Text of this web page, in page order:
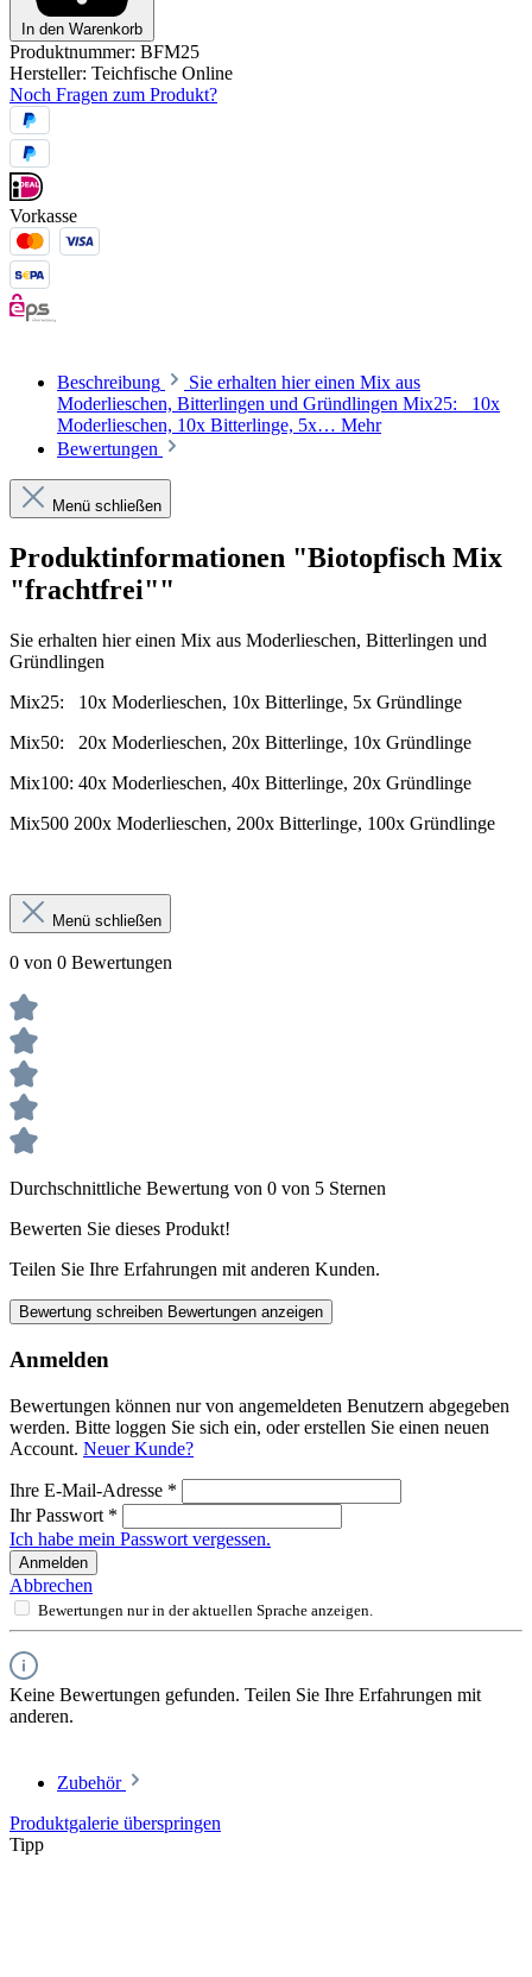
In den Warenkorb
Produktnummer: BFM25
Hersteller: Teichfische Online
Noch Fragen zum Produkt?
Vorkasse
Beschreibung
Sie erhalten hier einen Mix aus
Moderlieschen, Bitterlingen und Gründlingen Mix25: 10x
Moderlieschen, 10x Bitterlinge, 5x… Mehr
Bewertungen
Menü schließen
Produktinformationen "Biotopfisch Mix
"frachtfrei""
Sie erhalten hier einen Mix aus Moderlieschen, Bitterlingen und
Gründlingen
Mix25: 10x Moderlieschen, 10x Bitterlinge, 5x Gründlinge
Mix50: 20x Moderlieschen, 20x Bitterlinge, 10x Gründlinge
Mix100: 40x Moderlieschen, 40x Bitterlinge, 20x Gründlinge
Mix500 200x Moderlieschen, 200x Bitterlinge, 100x Gründlinge
Menü schließen
0 von 0 Bewertungen
Durchschnittliche Bewertung von 0 von 5 Sternen
Bewerten Sie dieses Produkt!
Teilen Sie Ihre Erfahrungen mit anderen Kunden.
Bewertung schreiben Bewertungen anzeigen
Anmelden
Bewertungen können nur von angemeldeten Benutzern abgegeben
werden. Bitte loggen Sie sich ein, oder erstellen Sie einen neuen
Account. Neuer Kunde?
Ihre E-Mail-Adresse *
Ihr Passwort *
Ich habe mein Passwort vergessen.
Anmelden
Abbrechen
Bewertungen nur in der aktuellen Sprache anzeigen.
Keine Bewertungen gefunden. Teilen Sie Ihre Erfahrungen mit
anderen.
Zubehör
Produktgalerie überspringen
Tipp